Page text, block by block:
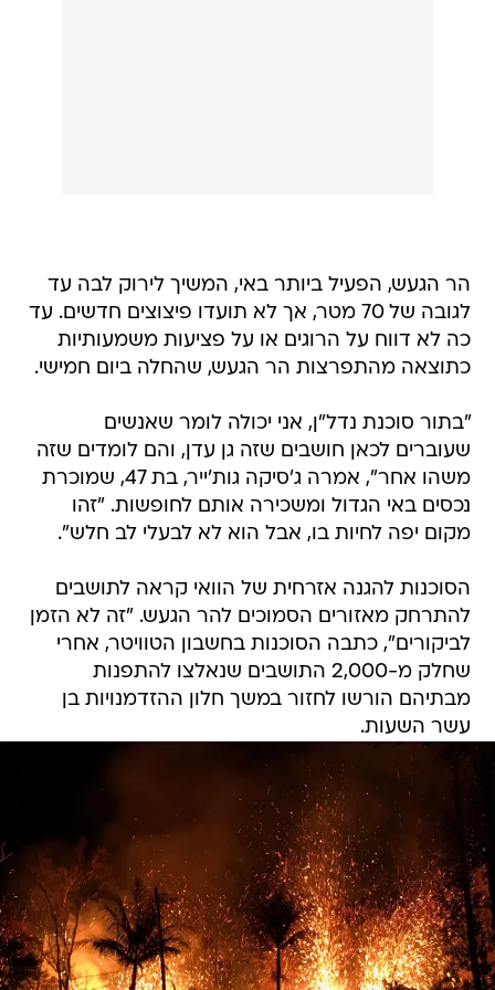
הר הגעש, הפעיל ביותר באי, המשיך לירוק לבה עד
לגובה של 70 מטר, אך לא תועדו פיצוצים חדשים. עד
כה לא דווח על הרוגים או על פציעות משמעותיות
כתוצאה מהתפרצות הר הגעש, שהחלה ביום חמישי.
"בתור סוכנת נדל"ן, אני יכולה לומר שאנשים
שעוברים לכאן חושבים שזה גן עדן, והם לומדים שזה
משהו אחר", אמרה ג'סיקה גות'ייר, בת 47, שמוכרת
נכסים באי הגדול ומשכירה אותם לחופשות. "זהו
מקום יפה לחיות בו, אבל הוא לא לבעלי לב חלש".
הסוכנות להגנה אזרחית של הוואי קראה לתושבים
להתרחק מאזורים הסמוכים להר הגעש. "זה לא הזמן
לביקורים", כתבה הסוכנות בחשבון הטוויטר, אחרי
שחלק מ-2,000 התושבים שנאלצו להתפנות
מבתיהם הורשו לחזור במשך חלון ההזדמנויות בן
עשר השעות.